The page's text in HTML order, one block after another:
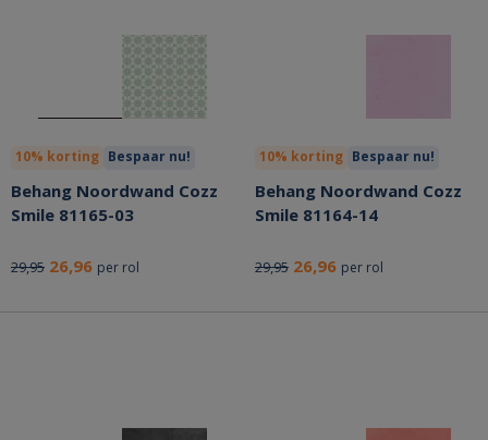
10% korting Bespaar nu!
Behang Noordwand Cozz
Smile 81165-03
29,95 26,96 per rol
10% korting Bespaar nu!
Behang Noordwand Cozz
Smile 81164-14
29,95 26,96 per rol